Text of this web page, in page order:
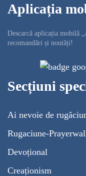
Aplicația
Descarcă aplicația mobilă
recomandări și noutăți!
Secțiuni
Ai nevoie de
Rugaciune-
Devoțional
Creaționism